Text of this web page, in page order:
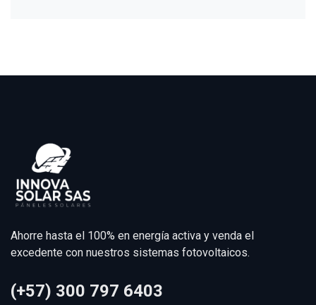
Ahorre hasta el 100% en energía activa y venda el
excedente con nuestros sistemas fotovoltaicos.
(+57) 300 797 6403